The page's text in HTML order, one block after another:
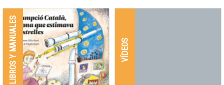
LIBROS Y MANUALES VÍDEOS